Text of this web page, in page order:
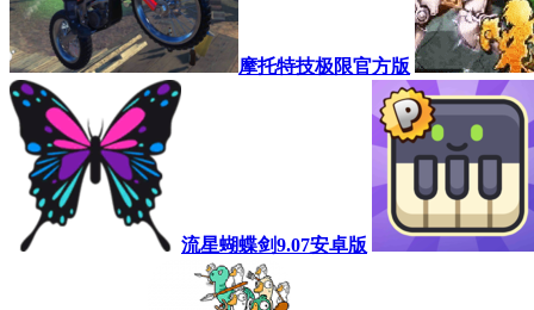
摩托特技极限官方版
流星蝴蝶剑9.07安卓版